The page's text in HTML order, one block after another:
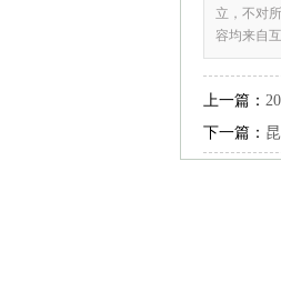
立，不对
容均来自
上一篇：
下一篇：